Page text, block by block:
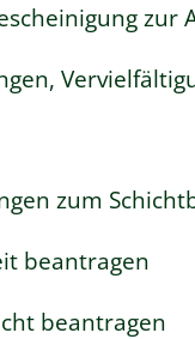
zum
beantragen
beantragen